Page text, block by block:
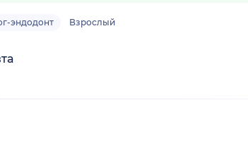
эндодонт Взрослый